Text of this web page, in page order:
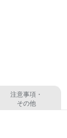
注意事項・
その他